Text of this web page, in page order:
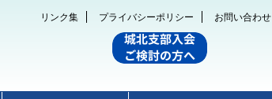
リンク集 プライバシーポリシー お問い合わせ